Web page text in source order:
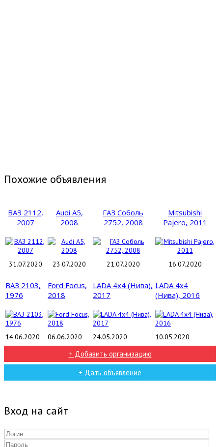
Похожие объявления
ВАЗ 2112,
2007
31.07.2020
Audi A5,
2008
23.07.2020
ГАЗ Соболь
2752, 2008
21.07.2020
Mitsubishi
Pajero, 2011
16.07.2020
ВАЗ 2103,
1976
14.06.2020
Ford Focus,
2018
06.06.2020
LADA 4x4 (Нива),
2017
24.05.2020
LADA 4x4
(Нива), 2016
10.05.2020
+ Добавить организацию
+ Дать объявление
Вход на сайт